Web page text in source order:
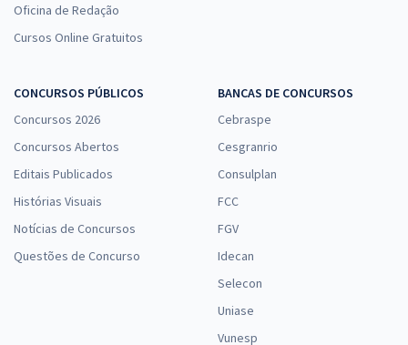
Oficina de Redação
Cursos Online Gratuitos
CONCURSOS PÚBLICOS
Concursos 2026
Concursos Abertos
Editais Publicados
Histórias Visuais
Notícias de Concursos
Questões de Concurso
BANCAS DE CONCURSOS
Cebraspe
Cesgranrio
Consulplan
FCC
FGV
Idecan
Selecon
Uniase
Vunesp